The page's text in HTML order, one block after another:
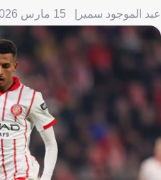
عبد الموجود سمير 15 مارس 2026